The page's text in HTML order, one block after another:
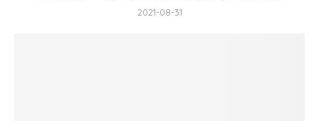
2021-08-31